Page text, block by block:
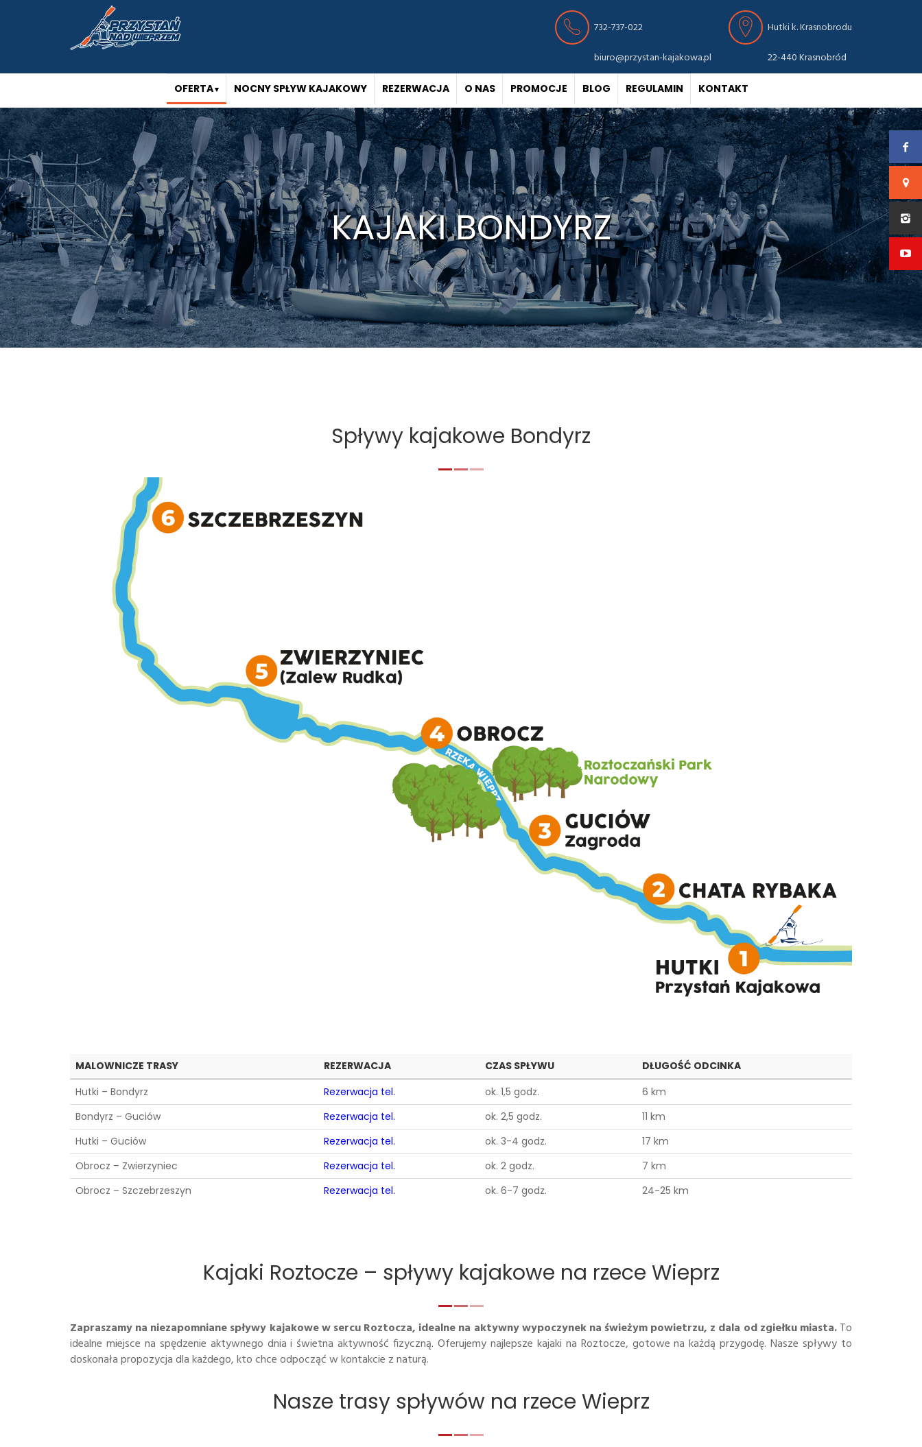
Hutki k. Krasnobrodu
22-440 Krasnobród
732-737-022
biuro@przystan-kajakowa.pl
OFERTA NOCNY SPŁYW KAJAKOWY REZERWACJA O NAS PROMOCJE BLOG REGULAMIN KONTAKT
KAJAKI BONDYRZ
Spływy kajakowe Bondyrz
MALOWNICZE TRASY REZERWACJA CZAS SPŁYWU
DŁUGOŚĆ ODCINKA
Hutki – Bondyrz
Rezerwacja tel. ok. 1,5 godz.
6 km
Bondyrz – Guciów
Rezerwacja tel. ok. 2,5 godz.
11 km
Hutki – Guciów
Rezerwacja tel. ok. 3-4 godz.
17 km
Obrocz – Zwierzyniec
Rezerwacja tel. ok. 2 godz.
7 km
Obrocz – Szczebrzeszyn
Rezerwacja tel. ok. 6-7 godz. 24-25 km
Kajaki Roztocze – spływy kajakowe na rzece Wieprz
Zapraszamy na niezapomniane spływy kajakowe w sercu Roztocza, idealne na aktywny wypoczynek na świeżym powietrzu, z dala od zgiełku miasta.To
idealne miejsce na spędzenie aktywnego dnia i świetna aktywność fizyczną. Oferujemy najlepsze kajaki na Roztocze, gotowe na każdą przygodę. Nasze spływy to
doskonała propozycja dla każdego, kto chce odpocząć w kontakcie z naturą.
Nasze trasy spływów na rzece Wieprz